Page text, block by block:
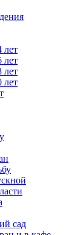
лет
лет
лет
лет
сад